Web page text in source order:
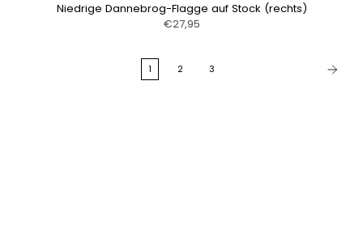
Niedrige Dannebrog-Flagge auf Stock (rechts)
€27,95
1 2 3